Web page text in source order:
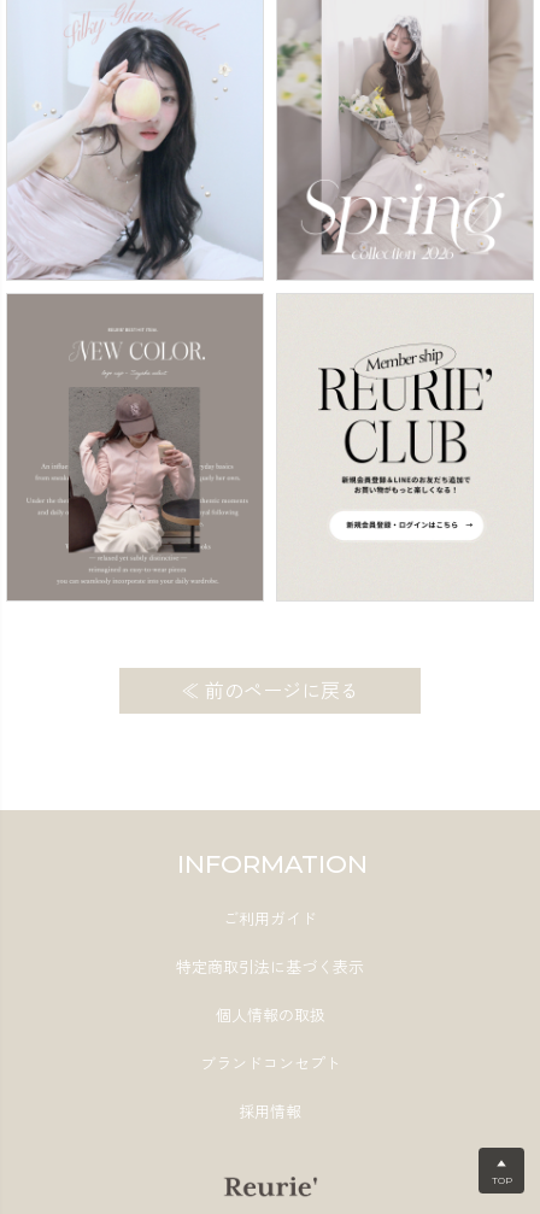
≪ 前のページに戻る
▲
TOP
INFORMATION
ご利用ガイド
特定商取引法に基づく表示
個人情報の取扱
ブランドコンセプト
採用情報